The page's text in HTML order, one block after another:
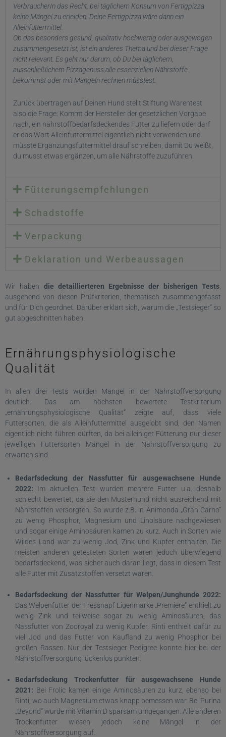
VerbraucherIn das Recht, bei täglichem Konsum von Fertigpizza
keine Mängel zu erleiden. Deine Fertigpizza wäre dann ein
Alleinfuttermittel.
Ob das besonders gesund, qualitativ hochwertig oder ausgewogen
zusammengesetzt ist, ist ein anderes Thema und bei dieser Frage
nicht relevant. Es geht nur darum, ob Du bei täglichem,
ausschließlichem Pizzagenuss alle essenziellen Nährstoffe
bekommst oder mit Mängeln rechnen müsstest.
Zurück übertragen auf Deinen Hund stellt Stiftung Warentest
also die Frage: Kommt der Hersteller der gesetzlichen Vorgabe
nach, ein nährstoffbedarfsdeckendes Futter zu liefern oder darf
er das Wort Alleinfuttermittel eigentlich nicht verwenden und
müsste Ergänzungsfuttermittel drauf schreiben, damit Du weißt,
du musst etwas ergänzen, um alle Nährstoffe zuzuführen.
Fütterungsempfehlungen
Schadstoffe
Verpackung
Deklaration und Werbeaussagen
Wir haben die detaillierteren Ergebnisse der bisherigen Tests
ausgehend von diesen Prüfkriterien, thematisch zusammengefasst
und für Dich geordnet. Darüber erklärt sich, warum die „Testsieger“ so
gut abgeschnitten haben.
Ernährungsphysiologische
Qualität
In allen drei Tests wurden Mängel in der Nährstoffversorgung
deutlich. Das am höchsten bewertete Testkriterium
„ernährungsphysiologische Qualität“ zeigte auf, dass viele
Futtersorten, die als Alleinfuttermittel ausgelobt sind, den Namen
eigentlich nicht führen dürften, da bei alleiniger Fütterung nur dieser
jeweiligen Futtersorten Mängel in der Nährstoffversorgung zu
erwarten sind.
Bedarfsdeckung der Nassfutter für ausgewachsene Hunde
2022: Im aktuellen Test wurden mehrere Futter u.a. deshalb
schlecht bewertet, da sie den Musterhund nicht ausreichend mit
Nährstoffen versorgten. So wurde z.B. in Animonda „Gran Carno“
zu wenig Phosphor, Magnesium und Linolsäure nachgewiesen
und sogar einige Aminosäuren kamen zu kurz. Auch in Sorten wie
Wildes Land war zu wenig Jod, Zink und Kupfer enthalten. Die
meisten anderen getesteten Sorten waren jedoch überwiegend
bedarfsdeckend, was sicher auch daran liegt, dass in diesem Test
alle Futter mit Zusatzstoffen versetzt waren.
Bedarfsdeckung der Nassfutter für Welpen/Junghunde 2022:
Das Welpenfutter der Fressnapf Eigenmarke „Premiere“ enthielt zu
wenig Zink und teilweise sogar zu wenig Aminosäuren, das
Nassfutter von Zooroyal zu wenig Kupfer. Rinti enthielt dafür zu
viel Jod und das Futter von Kaufland zu wenig Phosphor bei
großen Rassen. Nur der Testsieger Pedigree konnte hier bei der
Nährstoffversorgung lückenlos punkten.
Bedarfsdeckung Trockenfutter für ausgewachsene Hunde
2021: Bei Frolic kamen einige Aminosäuren zu kurz, ebenso bei
Rinti, wo auch Magnesium etwas knapp bemessen war. Bei Purina
„Beyond“ wurde mit Vitamin D sparsam umgegangen. Alle anderen
Trockenfutter wiesen jedoch keine Mängel in der
Nährstoffversorgung auf.